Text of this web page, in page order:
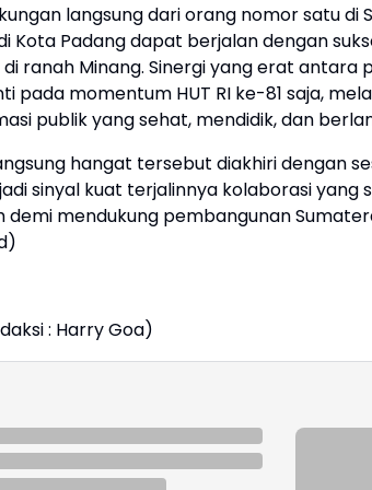
langsung dari orang nomor satu di
Kota Padang dapat berjalan dengan
ranah Minang. Sinergi yang erat
pada momentum HUT RI ke-81 saja,
publik yang sehat, mendidik, dan
hangat tersebut diakhiri dengan
sinyal kuat terjalinnya kolaborasi yang
mendukung pembangunan
: Harry Goa)